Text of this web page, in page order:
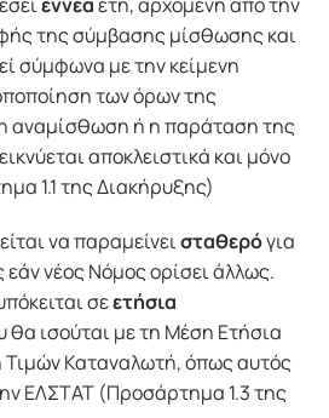
της σύμβασης μίσθωσης και
σύμφωνα με την κείμενη
των όρων της
αναμίσθωση ή η παράταση της
αποκλειστικά και μόνο
1.1 της Διακήρυξης)
να παραμείνεισταθερόγια
εάν νέος Νόμος ορίσει άλλως.
σεετήσια
θα ισούται με τη Μέση Ετήσια
Τιμών Καταναλωτή, όπως αυτός
ΕΛΣΤΑΤ (Προσάρτημα 1.3 της